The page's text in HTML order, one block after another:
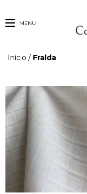
MENU
Início / Fralda